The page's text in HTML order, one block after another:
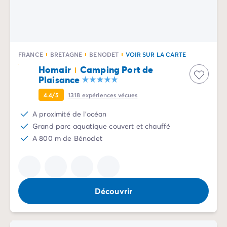
Camping Pyrénées-Orientales
Camping Argelès-sur-Mer
Camping Canet-en-Roussillon
Camping Collioure
Camping Limousin
Camping Corrèze
Camping Midi-Pyrénées
Camping Gers
Camping Lot
Camping Lot-et-Garonne
Camping Tarn
FRANCE BRETAGNE BENODET VOIR SUR LA CARTE
Homair
Camping Port de
Plaisance
4.4/5 1318 expériences vécues
A proximité de l'océan
Grand parc aquatique couvert et chauffé
A 800 m de Bénodet
Découvrir